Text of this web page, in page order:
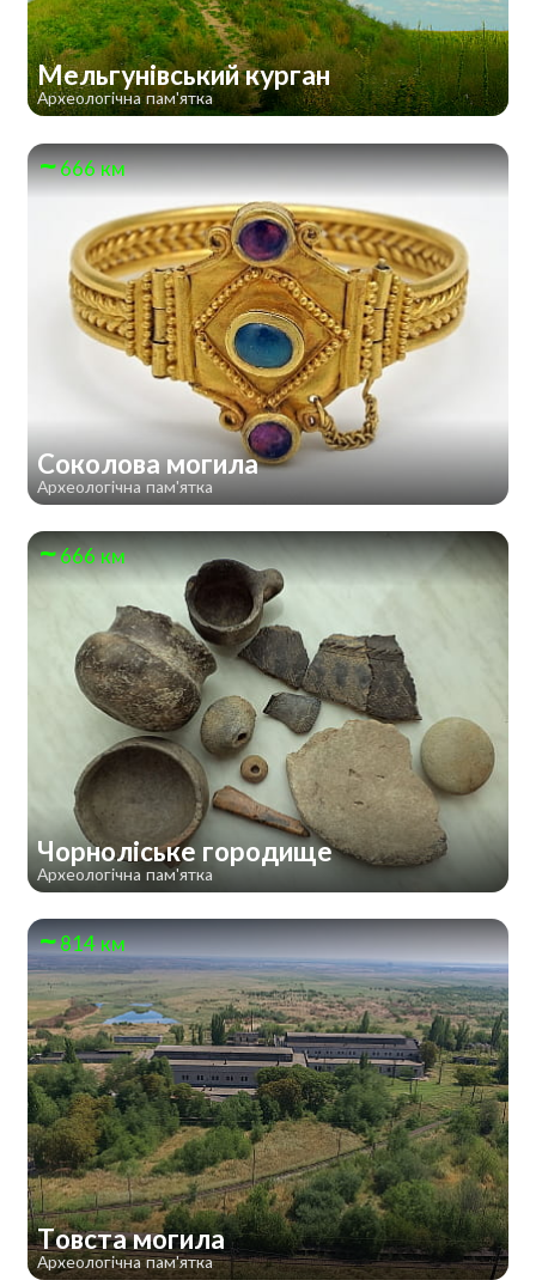
Мельгунівський курган
Археологічна пам'ятка
666 км
Соколова могила
Археологічна пам'ятка
666 км
Чорноліське городище
Археологічна пам'ятка
814 км
Товста могила
Археологічна пам'ятка